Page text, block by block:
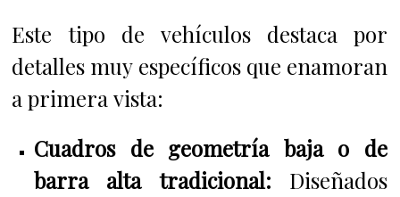
Este tipo de vehículos destaca por
detalles muy específicos que enamoran
a primera vista:
Cuadros de geometría baja o de
barra alta tradicional: Diseñados